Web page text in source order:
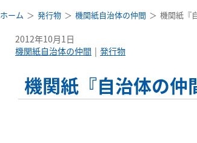
ホーム 発行物 機関紙自治体の仲間 機関紙『
2012年10月1日
機関紙自治体の仲間
発行物
機関紙『自治体の